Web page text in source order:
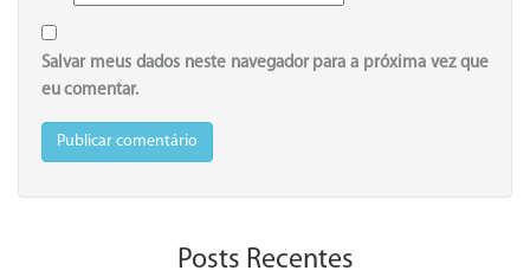
Salvar meus dados neste navegador para a próxima vez que
eu comentar.
Posts Recentes